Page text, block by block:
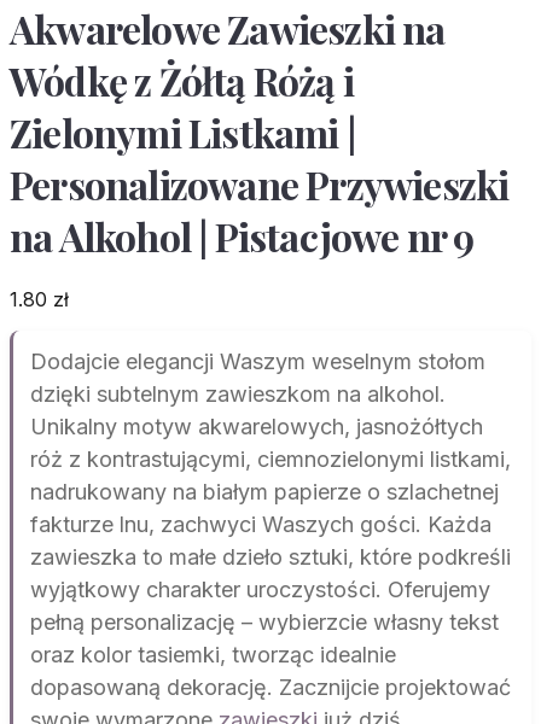
Akwarelowe Zawieszki na
Wódkę z Żółtą Różą i
Zielonymi Listkami |
Personalizowane Przywieszki
na Alkohol | Pistacjowe nr 9
1.80 zł
Dodajcie elegancji Waszym weselnym stołom
dzięki subtelnym zawieszkom na alkohol.
Unikalny motyw akwarelowych, jasnożółtych
róż z kontrastującymi, ciemnozielonymi listkami,
nadrukowany na białym papierze o szlachetnej
fakturze lnu, zachwyci Waszych gości. Każda
zawieszka to małe dzieło sztuki, które podkreśli
wyjątkowy charakter uroczystości. Oferujemy
pełną personalizację – wybierzcie własny tekst
oraz kolor tasiemki, tworząc idealnie
dopasowaną dekorację. Zacznijcie projektować